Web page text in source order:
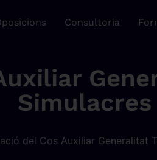
Consultoria
Simulacres
del Cos Auxiliar Generalitat